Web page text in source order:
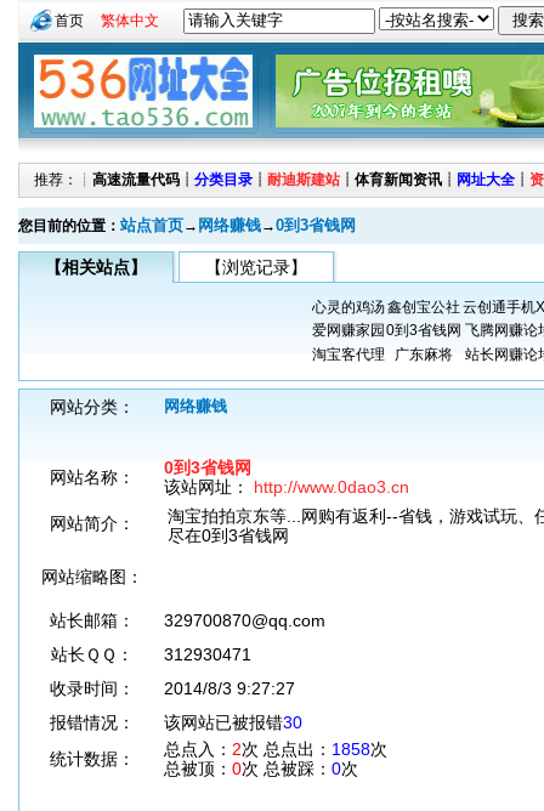
首页 繁体中文
推荐：┊ 高速流量代码 ┊ 分类目录 ┊ 耐迪斯建站 ┊ 体育新闻资讯 ┊ 网址大全 ┊
您目前的位置： 站点首页→ 网络赚钱→0到3省钱网
【相关站点】 【浏览记录】
心灵的鸡汤鑫创宝公社云创通手机
爱网赚家园 0到3省钱网 飞腾网赚论
淘宝客代理
广东麻将 站长网赚论
网站分类： 网络赚钱
网站名称：
0到3省钱网
该站网址： http://www.0dao3.cn
网站简介：
淘宝拍拍京东等...网购有返利--省钱，游戏试玩、
尽在0到3省钱网
网站缩略图：
站长邮箱：
329700870@qq.com
站长ＱＱ：
312930471
收录时间：
2014/8/3 9:27:27
报错情况：
该网站已被报错30
统计数据：
总点入： 2次 总点出： 1858次
总被顶： 0次 总被踩： 0次